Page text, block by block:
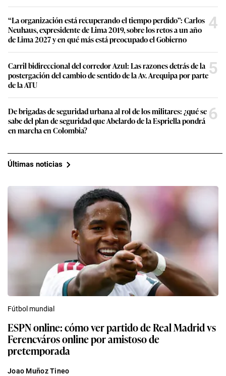
“La organización está recuperando el tiempo perdido”: Carlos
Neuhaus, expresidente de Lima 2019, sobre los retos a un año
de Lima 2027 y en qué más está preocupado el Gobierno
4
Carril bidireccional del corredor Azul: Las razones detrás de la
postergación del cambio de sentido de la Av. Arequipa por parte
de la ATU
5
De brigadas de seguridad urbana al rol de los militares: ¿qué se
sabe del plan de seguridad que Abelardo de la Espriella pondrá
en marcha en Colombia?
6
Últimas noticias
Fútbol mundial
ESPN online: cómo ver partido de Real Madrid vs
Ferencváros online por amistoso de
pretemporada
Joao Muñoz Tineo